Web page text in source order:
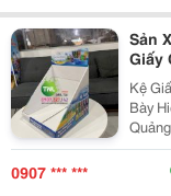
Sản
Giấy
Kệ
Bày
Thiết
Sử
0907 *** ***